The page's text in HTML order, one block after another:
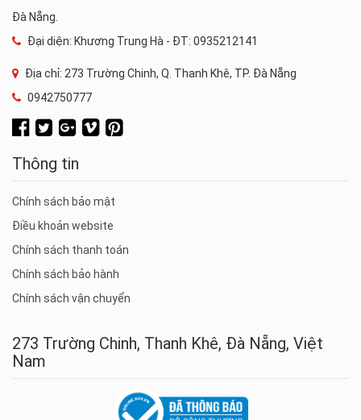
Đà Nẵng.
Đại diện: Khương Trung Hà - ĐT: 0935212141
Địa chỉ: 273 Trường Chinh, Q. Thanh Khê, TP. Đà Nẵng
0942750777
Thông tin
Chính sách bảo mật
Điều khoản website
Chính sách thanh toán
Chính sách bảo hành
Chính sách vận chuyển
273 Trường Chinh, Thanh Khê, Đà Nẵng, Việt
Nam